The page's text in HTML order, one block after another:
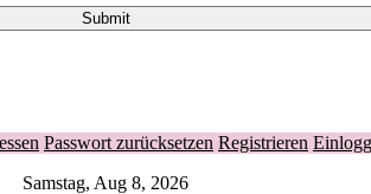
Passwort zurücksetzen Registrieren
Samstag, Aug 8, 2026